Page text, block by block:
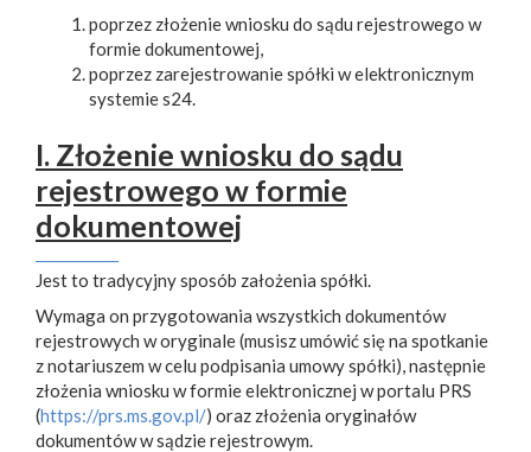
poprzez złożenie wniosku do sądu rejestrowego w
formie dokumentowej,
poprzez zarejestrowanie spółki w elektronicznym
systemie s24.
I. Złożenie wniosku do sądu
rejestrowego w formie
dokumentowej
Jest to tradycyjny sposób założenia spółki.
Wymaga on przygotowania wszystkich dokumentów
rejestrowych w oryginale (musisz umówić się na spotkanie
z notariuszem w celu podpisania umowy spółki), następnie
złożenia wniosku w formie elektronicznej w portalu PRS
(https://prs.ms.gov.pl/) oraz złożenia oryginałów
dokumentów w sądzie rejestrowym.